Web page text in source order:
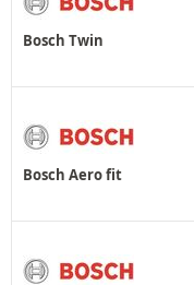
Bosch Twin
Bosch Aero fit